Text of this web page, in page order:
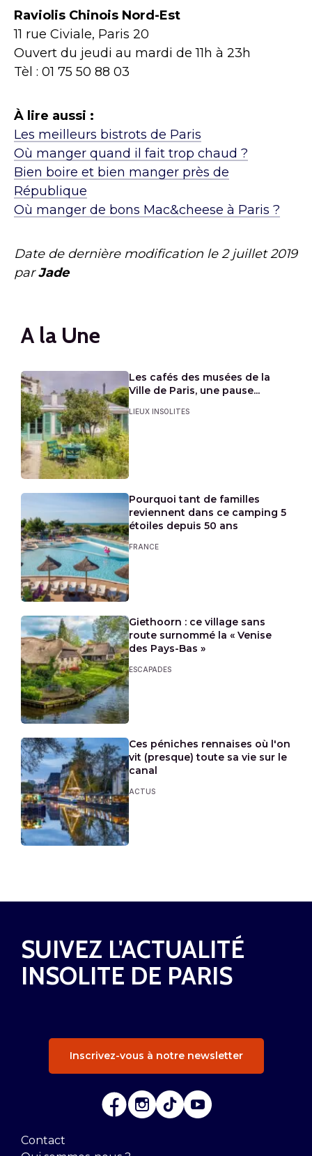
Raviolis Chinois Nord-Est
11 rue Civiale, Paris 20
Ouvert du jeudi au mardi de 11h à 23h
Tèl : 01 75 50 88 03
À lire aussi :
Les meilleurs bistrots de Paris
Où manger quand il fait trop chaud ?
Bien boire et bien manger près de
République
Où manger de bons Mac&cheese à Paris ?
Date de dernière modification le2 juillet 2019
parJade
A la Une
Les cafés des musées de la
Ville de Paris, une pause...
LIEUX INSOLITES
Pourquoi tant de familles
reviennent dans ce camping 5
étoiles depuis 50 ans
FRANCE
Giethoorn : ce village sans
route surnommé la « Venise
des Pays-Bas »
ESCAPADES
Ces péniches rennaises où l'on
vit (presque) toute sa vie sur le
canal
ACTUS
SUIVEZ L'ACTUALITÉ
INSOLITE DE PARIS
Inscrivez-vous à notre newsletter
Contact